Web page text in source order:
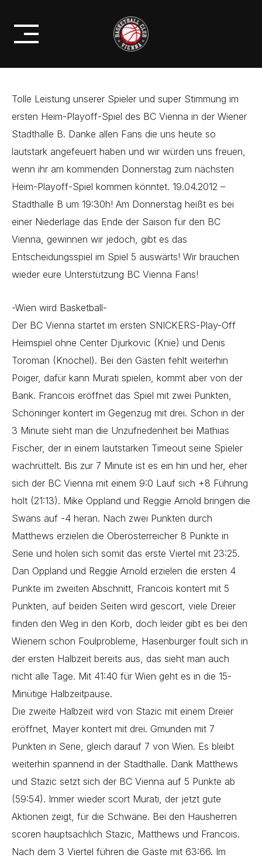
content
BC VIENNA VERLIERT GEGEN DIE
SWANS GMUNDEN IM SPIEL 3
Tolle Leistung unserer Spieler und super Stimmung im
ersten Heim-Playoff-Spiel des BC Vienna in der Wiener
Stadthalle B. Danke allen Fans die uns heute so
lautstark angefeuert haben und wir würden uns freuen,
wenn ihr am kommenden Donnerstag zum nächsten
Heim-Playoff-Spiel kommen könntet. 19.04.2012 –
Stadthalle B um 19:30h! Am Donnerstag heißt es bei
einer Niederlage das Ende der Saison für den BC
Vienna, gewinnen wir jedoch, gibt es das
Entscheidungsspiel im Spiel 5 auswärts! Wir brauchen
wieder eure Unterstützung BC Vienna Fans!
-Wien wird Basketball-
Der BC Vienna startet im ersten SNICKERS-Play-Off
Heimspiel ohne Center Djurkovic (Knie) und Denis
Toroman (Knöchel). Bei den Gästen fehlt weiterhin
Poiger, dafür kann Murati spielen, kommt aber von der
Bank. Francois eröffnet das Spiel mit zwei Punkten,
Schöninger kontert im Gegenzug mit drei. Schon in der
3 Minute sieht man die Unzufriedenheit bei Mathias
Fischer, der in einem lautstarken Timeout seine Spieler
wachrüttelt. Bis zur 7 Minute ist es ein hin und her, eher
sich der BC Vienna mit einem 9:0 Lauf sich +8 Führung
holt (21:13). Mike Oppland und Reggie Arnold bringen die
Swans auf -4 heran. Nach zwei Punkten durch
Matthews erzielen die Oberösterreicher 8 Punkte in
Serie und holen sich somit das erste Viertel mit 23:25.
Dan Oppland und Reggie Arnold erzielen die ersten 4
Punkte im zweiten Abschnitt, Francois kontert mit 5
Punkten, auf beiden Seiten wird gescort, viele Dreier
finden den Weg in den Korb, doch leider gibt es bei den
Wienern schon Foulprobleme, Hasenburger foult sich in
der ersten Halbzeit bereits aus, das sieht man auch
nicht alle Tage. Mit 41:40 für Wien geht es in die 15-
Minütige Halbzeitpause.
Die zweite Halbzeit wird von Stazic mit einem Dreier
eröffnet, Mayer kontert mit drei. Gmunden mit 7
Punkten in Serie, gleich darauf 7 von Wien. Es bleibt
weiterhin spannend in der Stadthalle. Dank Matthews
und Stazic setzt sich der BC Vienna auf 5 Punkte ab
(59:54). Immer wieder scort Murati, der jetzt gute
Aktionen zeigt, für die Schwäne. Bei den Hausherren
scoren hauptsächlich Stazic, Matthews und Francois.
Nach dem 3 Viertel führen die Gäste mit 63:66. Im